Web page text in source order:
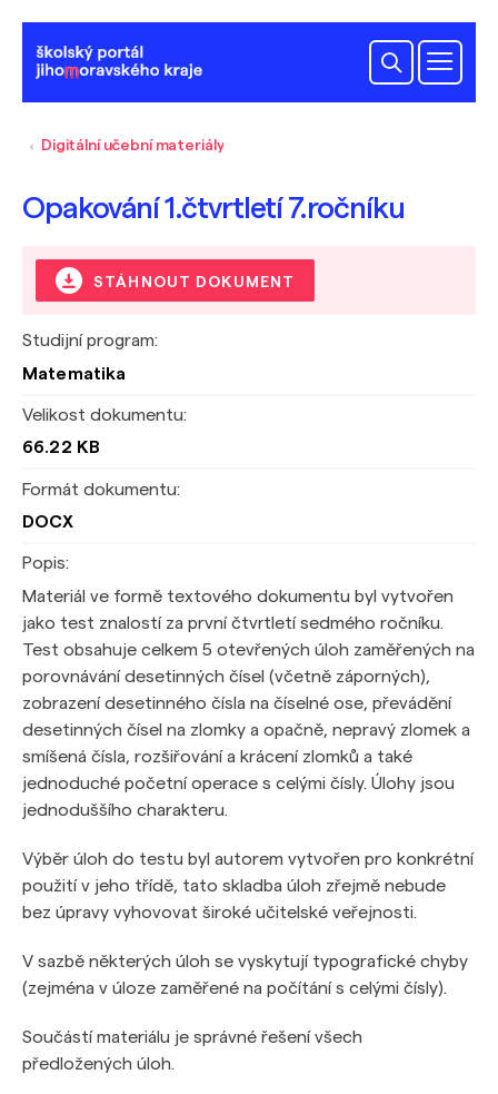
Digitální učební materiály
Opakování 1.čtvrtletí 7.ročníku
STÁHNOUT DOKUMENT
Studijní program:
Matematika
Velikost dokumentu:
66.22 KB
Formát dokumentu:
DOCX
Popis:
Materiál ve formě textového dokumentu byl vytvořen
jako test znalostí za první čtvrtletí sedmého ročníku.
Test obsahuje celkem 5 otevřených úloh zaměřených na
porovnávání desetinných čísel (včetně záporných),
zobrazení desetinného čísla na číselné ose, převádění
desetinných čísel na zlomky a opačně, nepravý zlomek a
smíšená čísla, rozšiřování a krácení zlomků a také
jednoduché početní operace s celými čísly. Úlohy jsou
jednoduššího charakteru.
Výběr úloh do testu byl autorem vytvořen pro konkrétní
použití v jeho třídě, tato skladba úloh zřejmě nebude
bez úpravy vyhovovat široké učitelské veřejnosti.
V sazbě některých úloh se vyskytují typografické chyby
(zejména v úloze zaměřené na počítání s celými čísly).
Součástí materiálu je správné řešení všech
předložených úloh.